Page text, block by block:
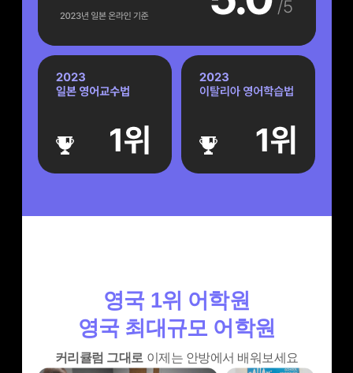
영국 1위 어학원
영국 최대규모 어학원
커리큘럼 그대로 이제는 안방에서 배워보세요